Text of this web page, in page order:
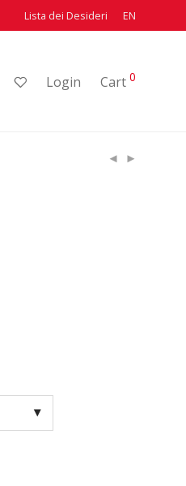
Lista dei Desideri EN
Login Cart 0